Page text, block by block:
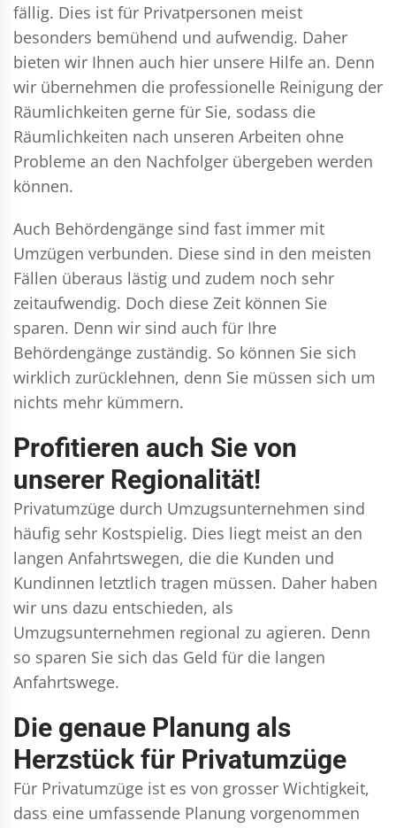
fällig. Dies ist für Privatpersonen meist
besonders bemühend und aufwendig. Daher
bieten wir Ihnen auch hier unsere Hilfe an. Denn
wir übernehmen die professionelle Reinigung der
Räumlichkeiten gerne für Sie, sodass die
Räumlichkeiten nach unseren Arbeiten ohne
Probleme an den Nachfolger übergeben werden
können.
Auch Behördengänge sind fast immer mit
Umzügen verbunden. Diese sind in den meisten
Fällen überaus lästig und zudem noch sehr
zeitaufwendig. Doch diese Zeit können Sie
sparen. Denn wir sind auch für Ihre
Behördengänge zuständig. So können Sie sich
wirklich zurücklehnen, denn Sie müssen sich um
nichts mehr kümmern.
Profitieren auch Sie von
unserer Regionalität!
Privatumzüge durch Umzugsunternehmen sind
häufig sehr Kostspielig. Dies liegt meist an den
langen Anfahrtswegen, die die Kunden und
Kundinnen letztlich tragen müssen. Daher haben
wir uns dazu entschieden, als
Umzugsunternehmen regional zu agieren. Denn
so sparen Sie sich das Geld für die langen
Anfahrtswege.
Die genaue Planung als
Herzstück für Privatumzüge
Für Privatumzüge ist es von grosser Wichtigkeit,
dass eine umfassende Planung vorgenommen